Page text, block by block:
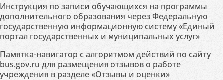
Инструкция по записи обучающихся на программы
дополнительного образования через Федеральную
государственную информационную систему «Единый
портал государственных и муниципальных услуг»
Памятка-навигатор с алгоритмом действий по сайту
bus.gov.ru для размещения отзывов о работе
учреждения в разделе «Отзывы и оценки»